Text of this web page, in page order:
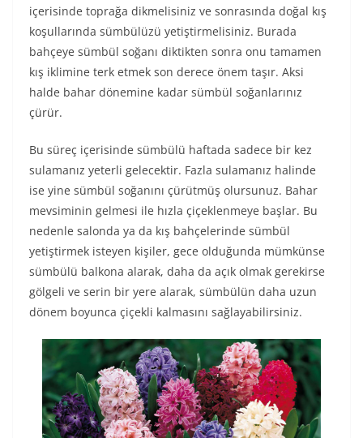
içerisinde toprağa dikmelisiniz ve sonrasında doğal kış
koşullarında sümbülüzü yetiştirmelisiniz. Burada
bahçeye sümbül soğanı diktikten sonra onu tamamen
kış iklimine terk etmek son derece önem taşır. Aksi
halde bahar dönemine kadar sümbül soğanlarınız
çürür.
Bu süreç içerisinde sümbülü haftada sadece bir kez
sulamanız yeterli gelecektir. Fazla sulamanız halinde
ise yine sümbül soğanını çürütmüş olursunuz. Bahar
mevsiminin gelmesi ile hızla çiçeklenmeye başlar. Bu
nedenle salonda ya da kış bahçelerinde sümbül
yetiştirmek isteyen kişiler, gece olduğunda mümkünse
sümbülü balkona alarak, daha da açık olmak gerekirse
gölgeli ve serin bir yere alarak, sümbülün daha uzun
dönem boyunca çiçekli kalmasını sağlayabilirsiniz.